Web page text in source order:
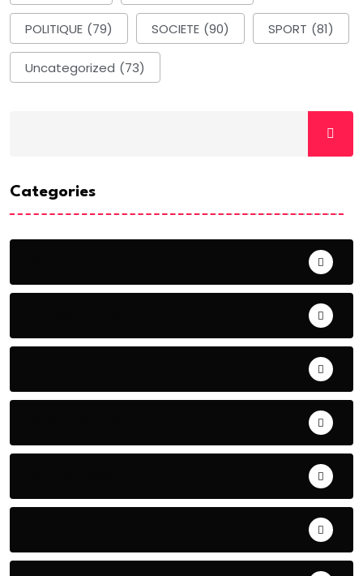
POLITIQUE (79) SOCIETE (90) SPORT (81)
Uncategorized (73)
Categories